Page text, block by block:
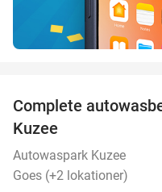
Complete
Kuzee
Autowaspark Kuzee
Goes (+2 lokationer)